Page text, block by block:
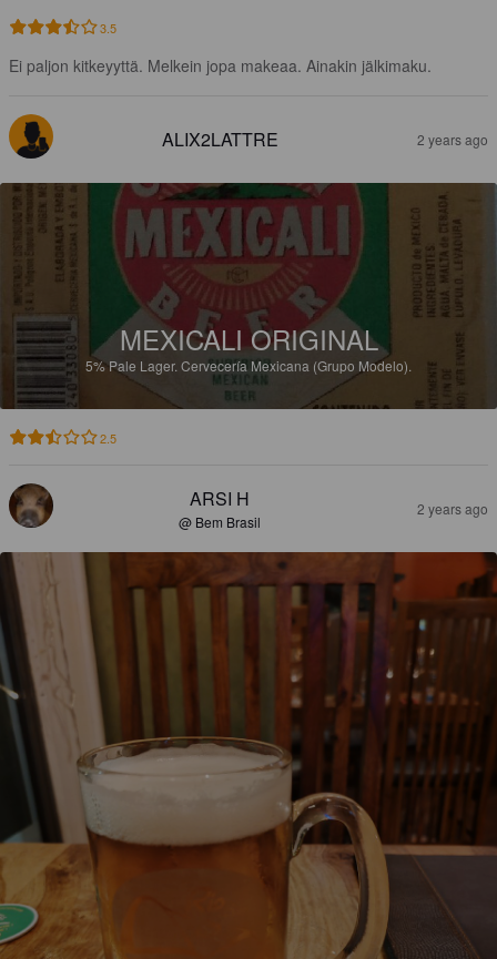
3.5
Ei paljon kitkeyyttä. Melkein jopa makeaa. Ainakin jälkimaku.
ALIX2LATTRE 2 years ago
MEXICALI ORIGINAL
5%Pale Lager. Cervecería Mexicana (Grupo Modelo).
2.5
ARSI H
@ Bem Brasil
2 years ago